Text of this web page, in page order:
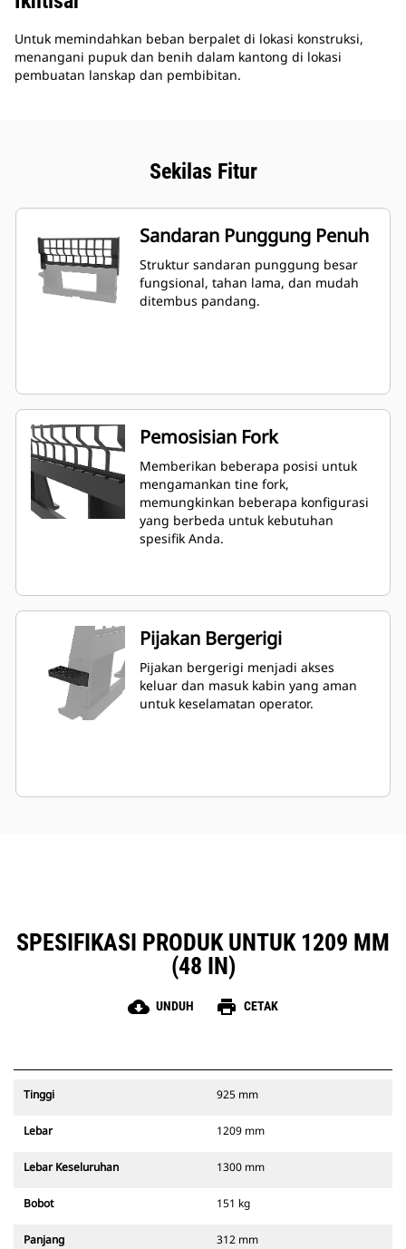
Untuk memindahkan beban berpalet di lokasi konstruksi,
menangani pupuk dan benih dalam kantong di lokasi
pembuatan lanskap dan pembibitan.
Sekilas Fitur
Sandaran Punggung Penuh
Struktur sandaran punggung besar
fungsional, tahan lama, dan mudah
ditembus pandang.
Pemosisian Fork
Memberikan beberapa posisi untuk
mengamankan tine fork,
memungkinkan beberapa konfigurasi
yang berbeda untuk kebutuhan
spesifik Anda.
Pijakan Bergerigi
Pijakan bergerigi menjadi akses
keluar dan masuk kabin yang aman
untuk keselamatan operator.
SPESIFIKASI PRODUK UNTUK 1209 MM
(48 IN)
cloud_download UNDUH print CETAK
Tinggi 925 mm
Lebar 1209 mm
Lebar Keseluruhan 1300 mm
Bobot 151 kg
Panjang 312 mm